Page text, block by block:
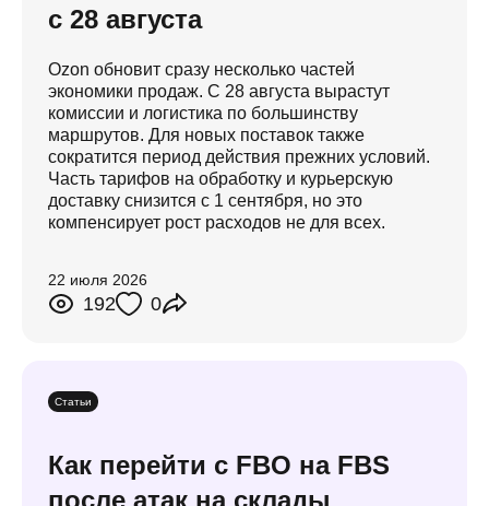
с 28 августа
Ozon обновит сразу несколько частей
экономики продаж. С 28 августа вырастут
комиссии и логистика по большинству
маршрутов. Для новых поставок также
сократится период действия прежних условий.
Часть тарифов на обработку и курьерскую
доставку снизится с 1 сентября, но это
компенсирует рост расходов не для всех.
22 июля 2026
192 0
Статьи
Как перейти с FBO на FBS
после атак на склады